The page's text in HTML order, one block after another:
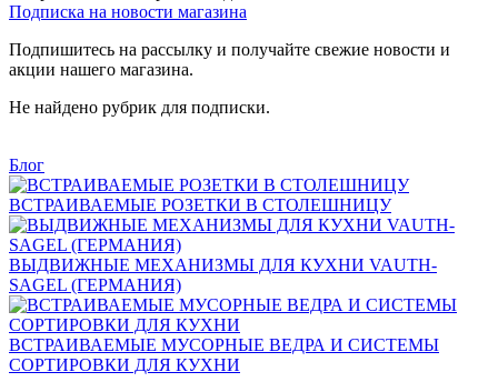
Подписка на новости магазина
Подпишитесь на рассылку и получайте свежие новости и
акции нашего магазина.
Не найдено рубрик для подписки.
Блог
ВСТРАИВАЕМЫЕ РОЗЕТКИ В СТОЛЕШНИЦУ
ВЫДВИЖНЫЕ МЕХАНИЗМЫ ДЛЯ КУХНИ VAUTH-
SAGEL (ГЕРМАНИЯ)
ВСТРАИВАЕМЫЕ МУСОРНЫЕ ВЕДРА И СИСТЕМЫ
СОРТИРОВКИ ДЛЯ КУХНИ